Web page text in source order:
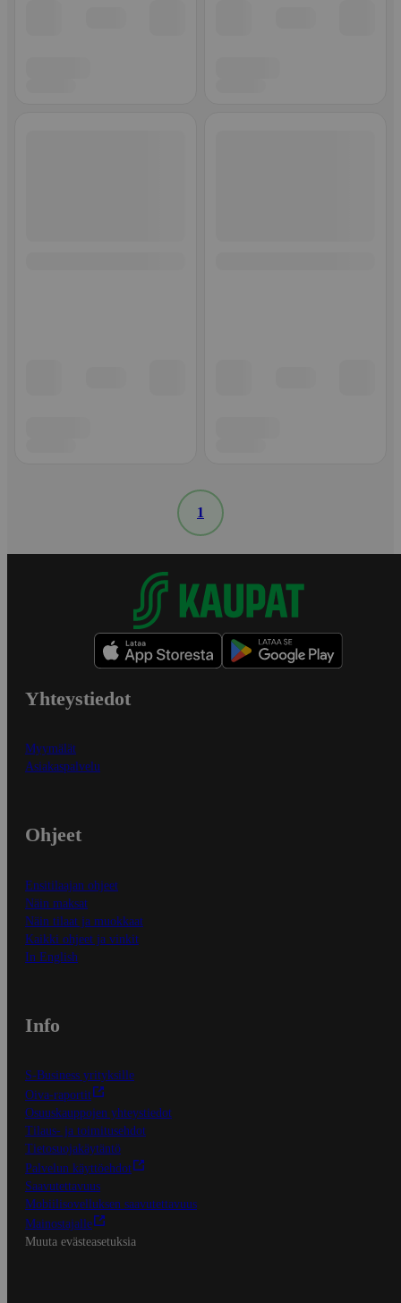
1
Yhteystiedot
Myymälät
Asiakaspalvelu
Ohjeet
Ensitilaajan ohjeet
Näin maksat
Näin tilaat ja muokkaat
Kaikki ohjeet ja vinkit
In English
Info
S-Business yrityksille
Oiva-raportit
Osuuskauppojen yhteystiedot
Tilaus- ja toimitusehdot
Tietosuojakäytäntö
Palvelun käyttöehdot
Saavutettavuus
Mobiilisovelluksen saavutettavuus
Mainostajalle
Muuta evästeasetuksia